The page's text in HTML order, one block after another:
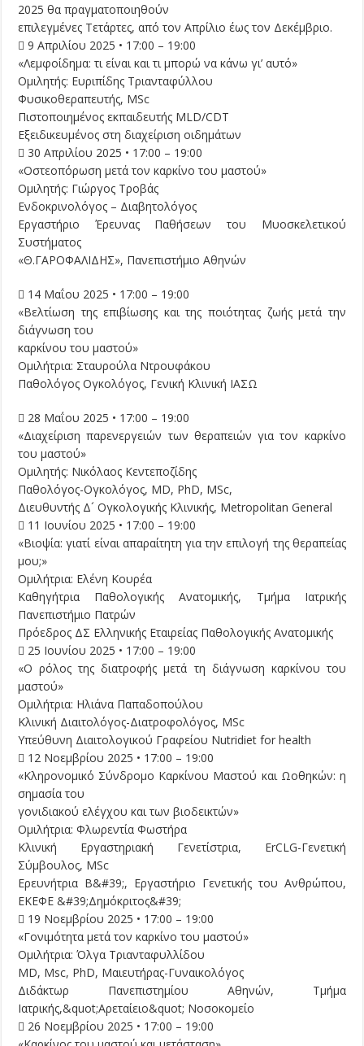
2025 θα πραγματοποιηθούν
επιλεγμένες Τετάρτες, από τον Απρίλιο έως τον Δεκέμβριο.
 9 Απριλίου 2025 • 17:00 – 19:00
«Λεμφοίδημα: τι είναι και τι μπορώ να κάνω γι’ αυτό»
Ομιλητής: Ευριπίδης Τριανταφύλλου
Φυσικοθεραπευτής, MSc
Πιστοποιημένος εκπαιδευτής MLD/CDT
Εξειδικευμένος στη διαχείριση οιδημάτων
 30 Απριλίου 2025 • 17:00 – 19:00
«Οστεοπόρωση μετά τον καρκίνο του μαστού»
Ομιλητής: Γιώργος Τροβάς
Ενδοκρινολόγος – Διαβητολόγος
Εργαστήριο Έρευνας Παθήσεων του Μυοσκελετικού
Συστήματος
«Θ.ΓΑΡΟΦΑΛΙΔΗΣ», Πανεπιστήμιο Αθηνών
 14 Μαΐου 2025 • 17:00 – 19:00
«Βελτίωση της επιβίωσης και της ποιότητας ζωής μετά την
διάγνωση του
καρκίνου του μαστού»
Ομιλήτρια: Σταυρούλα Ντρουφάκου
Παθολόγος Ογκολόγος, Γενική Κλινική ΙΑΣΩ
 28 Μαΐου 2025 • 17:00 – 19:00
«Διαχείριση παρενεργειών των θεραπειών για τον καρκίνο
του μαστού»
Ομιλητής: Νικόλαος Κεντεποζίδης
Παθολόγος-Ογκολόγος, MD, PhD, MSc,
Διευθυντής Δ´ Ογκολογικής Κλινικής, Metropolitan General
 11 Ιουνίου 2025 • 17:00 – 19:00
«Bιοψία: γιατί είναι απαραίτητη για την επιλογή της θεραπείας
μου;»
Ομιλήτρια: Ελένη Κουρέα
Καθηγήτρια Παθολογικής Ανατομικής, Τμήμα Ιατρικής
Πανεπιστήμιο Πατρών
Πρόεδρος ΔΣ Ελληνικής Εταιρείας Παθολογικής Ανατομικής
 25 Ιουνίου 2025 • 17:00 – 19:00
«Ο ρόλος της διατροφής μετά τη διάγνωση καρκίνου του
μαστού»
Ομιλήτρια: Ηλιάνα Παπαδοπούλου
Κλινική Διαιτολόγος-Διατροφολόγος, MSc
Υπεύθυνη Διαιτολογικού Γραφείου Nutridiet for health
 12 Νοεμβρίου 2025 • 17:00 – 19:00
«Κληρονομικό Σύνδρομο Καρκίνου Μαστού και Ωοθηκών: η
σημασία του
γονιδιακού ελέγχου και των βιοδεικτών»
Ομιλήτρια: Φλωρεντία Φωστήρα
Κλινική Εργαστηριακή Γενετίστρια, ErCLG-Γενετική
Σύμβουλος, MSc
Ερευνήτρια Β&#39;, Εργαστήριο Γενετικής του Ανθρώπου,
ΕΚΕΦΕ &#39;Δημόκριτος&#39;
 19 Νοεμβρίου 2025 • 17:00 – 19:00
«Γονιμότητα μετά τον καρκίνο του μαστού»
Ομιλήτρια: Όλγα Τριανταφυλλίδου
MD, Msc, PhD, Μαιευτήρας-Γυναικολόγος
Διδάκτωρ Πανεπιστημίου Αθηνών, Τμήμα
Ιατρικής,&quot;Αρεταίειο&quot; Νοσοκομείο
 26 Νοεμβρίου 2025 • 17:00 – 19:00